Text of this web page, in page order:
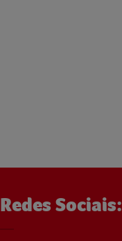
Redes Sociais: